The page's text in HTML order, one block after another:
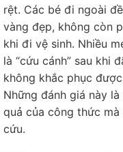
rệt. Các bé đi ngoài
vàng đẹp, không còn
khi đi vệ sinh. Nhiều
là “cứu cánh” sau khi
không khắc phục
Những đánh giá này
quả của công thức
cứu.